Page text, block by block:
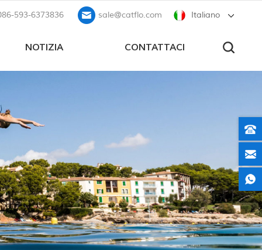
Italiano
593-6373836 sale@catflo.com
NOTIZIA CONTATTACI